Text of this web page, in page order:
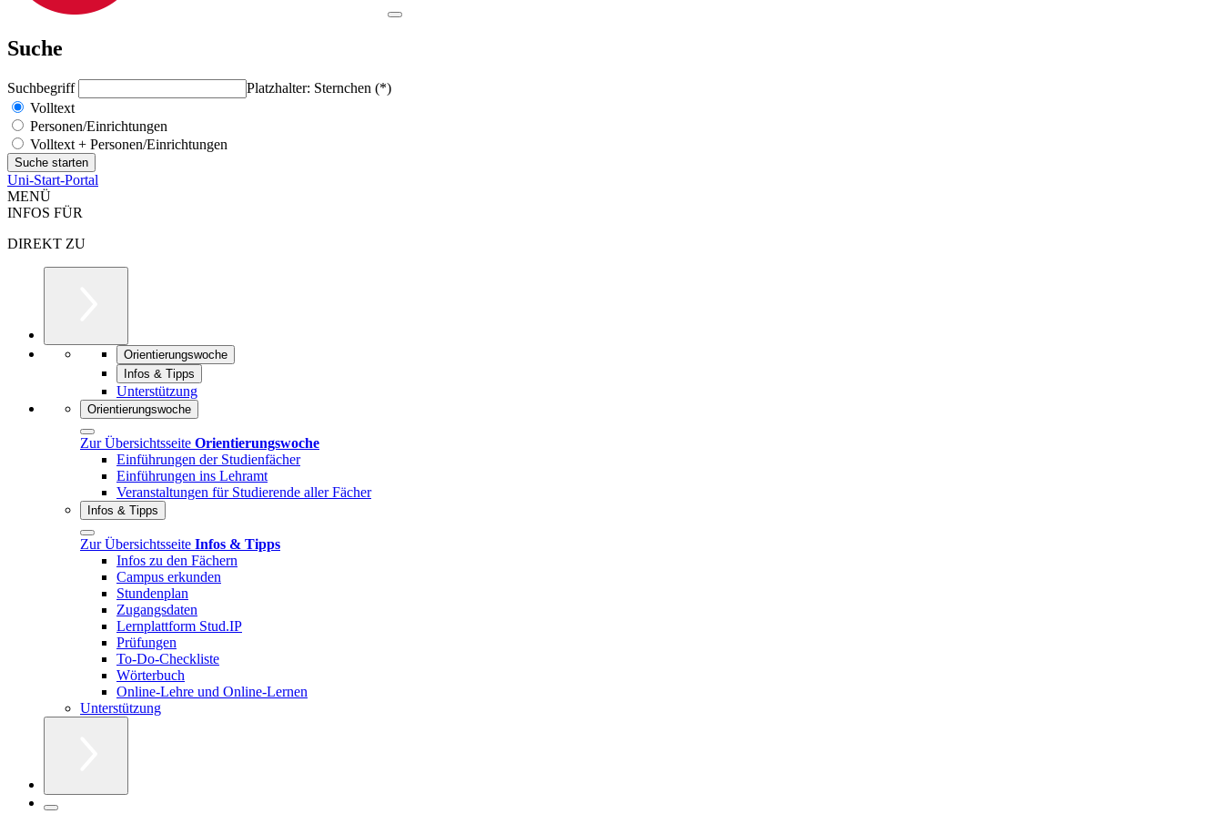
Suche
Suchbegriff
Platzhalter: Sternchen (*)
Volltext
Personen/Einrichtungen
Volltext + Personen/Einrichtungen
Uni-Start-Portal
MENÜ
INFOS FÜR
DIREKT ZU
Orientierungswoche
Infos & Tipps
Unterstützung
Orientierungswoche
Zur Übersichtsseite Orientierungswoche
Einführungen der Studienfächer
Einführungen ins Lehramt
Veranstaltungen für Studierende aller Fächer
Infos & Tipps
Zur Übersichtsseite Infos & Tipps
Infos zu den Fächern
Campus erkunden
Stundenplan
Zugangsdaten
Lernplattform Stud.IP
Prüfungen
To-Do-Checkliste
Wörterbuch
Online-Lehre und Online-Lernen
Unterstützung